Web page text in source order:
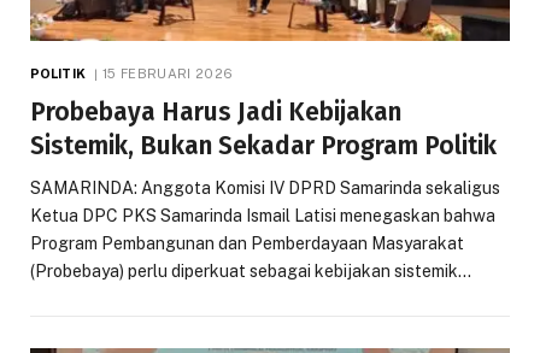
POLITIK 15 FEBRUARI 2026
Probebaya Harus Jadi Kebijakan
Sistemik, Bukan Sekadar Program Politik
SAMARINDA: Anggota Komisi IV DPRD Samarinda sekaligus
Ketua DPC PKS Samarinda Ismail Latisi menegaskan bahwa
Program Pembangunan dan Pemberdayaan Masyarakat
(Probebaya) perlu diperkuat sebagai kebijakan sistemik…